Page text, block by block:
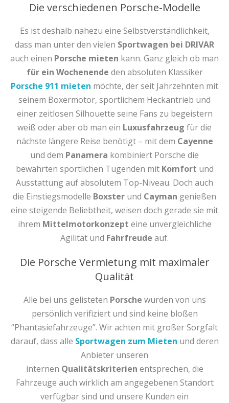
Die verschiedenen Porsche-Modelle
Es ist deshalb nahezu eine Selbstverständlichkeit,
dass man unter den vielen Sportwagen bei DRIVAR
auch einen Porsche mieten kann. Ganz gleich ob man
für ein Wochenende den absoluten Klassiker
Porsche 911 mieten möchte, der seit Jahrzehnten mit
seinem Boxermotor, sportlichem Heckantrieb und
einer zeitlosen Silhouette seine Fans zu begeistern
weiß oder aber ob man ein Luxusfahrzeug für die
nächste längere Reise benötigt – mit dem Cayenne
und dem Panamera kombiniert Porsche die
bewährten sportlichen Tugenden mit Komfort und
Ausstattung auf absolutem Top-Niveau. Doch auch
die Einstiegsmodelle Boxster und Cayman genießen
eine steigende Beliebtheit, weisen doch gerade sie mit
ihrem Mittelmotorkonzept eine unvergleichliche
Agilität und Fahrfreude auf.
Die Porsche Vermietung mit maximaler
Qualität
Alle bei uns gelisteten Porsche wurden von uns
persönlich verifiziert und sind keine bloßen
“Phantasiefahrzeuge”. Wir achten mit großer Sorgfalt
darauf, dass alle Sportwagen zum Mieten und deren
Anbieter unseren
internen Qualitätskriterien entsprechen, die
Fahrzeuge auch wirklich am angegebenen Standort
verfügbar sind und unsere Kunden ein